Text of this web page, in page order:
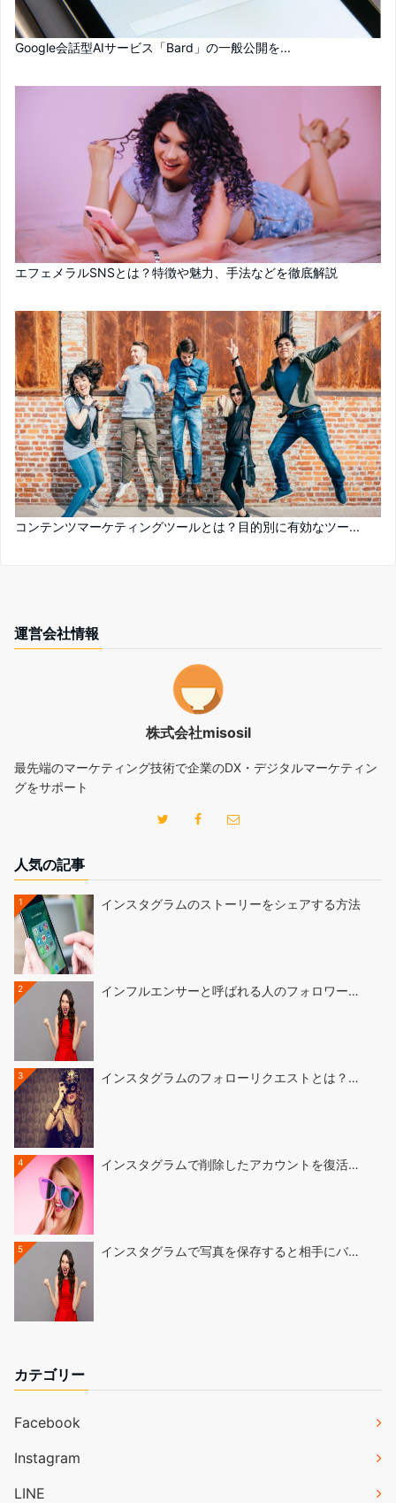
Google会話型AIサービス「Bard」の一般公開を...
エフェメラルSNSとは？特徴や魅力、手法などを徹底解説
コンテンツマーケティングツールとは？目的別に有効なツー...
運営会社情報
株式会社misosil
最先端のマーケティング技術で企業のDX・デジタルマーケティン
グをサポート
人気の記事
1 インスタグラムのストーリーをシェアする方法
2 インフルエンサーと呼ばれる人のフォロワー…
3 インスタグラムのフォローリクエストとは？…
4 インスタグラムで削除したアカウントを復活…
5 インスタグラムで写真を保存すると相手にバ…
カテゴリー
Facebook
Instagram
LINE